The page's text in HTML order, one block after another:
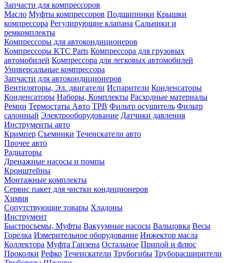
Запчасти для компрессоров
Масло Муфты компрессоров Подшипники Крышки
компрессора Регулирующие клапана Сальники и
ремкомплекты
Компрессоры для автокондиционеров
Компрессоры KTC Parts Компрессора для грузовых
автомобилей Компрессора для легковых автомобилей
Универсальные компрессора
Запчасти для автокондиционеров
Вентиляторы, Эл. двигатели Испарители Конденсаторы
Конденсаторы Наборы, Комплекты Расходные материалы
Ремни Термостаты Авто ТРВ Фильтр осушитель Фильтр
салонный Электрооборудование Датчики давления
Инструменты авто
Кримпер Съемники Течеискатели авто
Прочее авто
Радиаторы
Дренажные насосы и помпы
Кронштейны
Монтажные комплекты
Сервис пакет для чистки кондиционеров
Химия
Сопутствующие товары Хладоны
Инструмент
Быстросъемы, Муфты Вакуумные насосы Вальцовка Весы
Горелка Измерительное оборудование Инжектор масла
Коллектора Муфта Ганзена Остальное Припой и флюс
Проколки Рефко Течеискатели Трубогибы Труборасширители